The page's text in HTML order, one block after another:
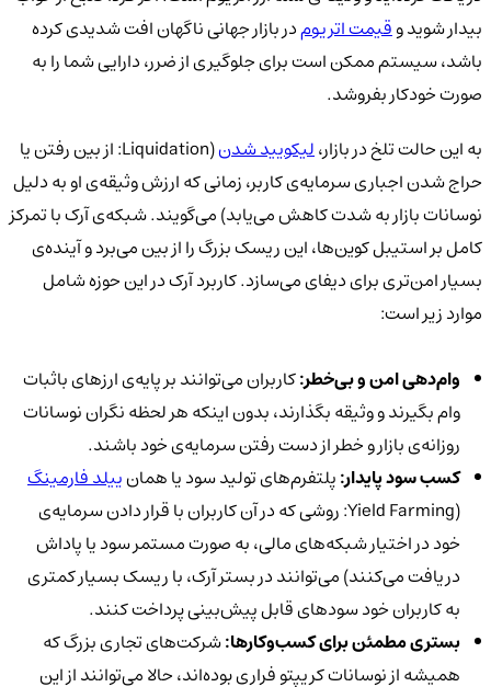
بیدار شوید وقیمت اتریومدر بازار جهانی ناگهان افت شدیدی کرده
باشد، سیستم ممکن است برای جلوگیری از ضرر، دارایی شما را به
صورت خودکار بفروشد.
به این حالت تلخ در بازار،لیکویید شدن
(Liquidation: از بین رفتن یا
حراج شدن اجباری سرمایه‌ی کاربر، زمانی که ارزش وثیقه‌ی او به دلیل
نوسانات بازار به شدت کاهش می‌یابد) می‌گویند. شبکه‌ی آرک با تمرکز
کامل بر استیبل کوین‌ها، این ریسک بزرگ را از بین می‌برد و آینده‌ی
بسیار امن‌تری برای دیفای می‌سازد. کاربرد آرک در این حوزه شامل
موارد زیر است:
وام‌دهی امن و بی‌خطر:کاربران می‌توانند بر پایه‌ی ارزهای باثبات
وام بگیرند و وثیقه بگذارند، بدون اینکه هر لحظه نگران نوسانات
روزانه‌ی بازار و خطر از دست رفتن سرمایه‌ی خود باشند.
کسب سود پایدار:پلتفرم‌های تولید سود یا همانییلد فارمینگ
(Yield Farming: روشی که در آن کاربران با قرار دادن سرمایه‌ی
خود در اختیار شبکه‌های مالی، به صورت مستمر سود یا پاداش
دریافت می‌کنند) می‌توانند در بستر آرک، با ریسک بسیار کمتری
به کاربران خود سودهای قابل پیش‌بینی پرداخت کنند.
بستری مطمئن برای کسب‌وکارها:شرکت‌های تجاری بزرگ که
همیشه از نوسانات کریپتو فراری بوده‌اند، حالا می‌توانند از این